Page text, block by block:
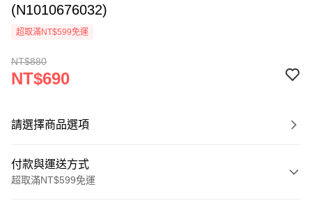
(N1010676032)
超取滿NT$599免運
NT$880
NT$690
請選擇商品選項
付款與運送方式
超取滿NT$599免運